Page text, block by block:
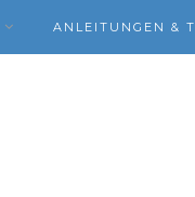
ANLEITUNGEN &